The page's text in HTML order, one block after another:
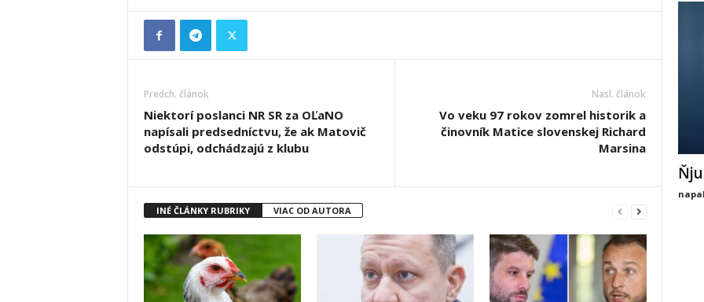
Predch. článok
Niektorí poslanci NR SR za OĽaNO
napísali predsedníctvu, že ak Matovič
odstúpi, odchádzajú z klubu
Nasl. článok
Vo veku 97 rokov zomrel historik a
činovník Matice slovenskej Richard
Marsina
INÉ ČLÁNKY RUBRIKY VIAC OD AUTORA